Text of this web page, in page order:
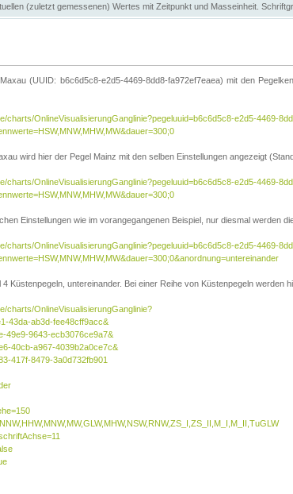
(zuletzt gemessenen) Wertes mit Zeitpunkt und Masseinheit.
(UUID: b6c6d5c8-e2d5-4469-8dd8-fa972ef7eaea) mit den
charts/OnlineVisualisierungGanglinie?pegeluuid=b6c6d5c8-e2d5-4469-
wird hier der Pegel Mainz mit den selben Einstellungen angezeigt
charts/OnlineVisualisierungGanglinie?pegeluuid=b6c6d5c8-e2d5-4469-
Einstellungen wie im vorangegangenen Beispiel, nur diesmal werden
charts/OnlineVisualisierungGanglinie?pegeluuid=b6c6d5c8-e2d5-4469-
Küstenpegeln, untereinander. Bei einer Reihe von Küstenpegeln werden
charts/OnlineVisualisierungGanglinie?
43da-ab3d-fee48cff9acc&
49e9-9643-ecb3076ce9a7&
40cb-a967-4039b2a0ce7c&
417f-8479-3a0d732fb901